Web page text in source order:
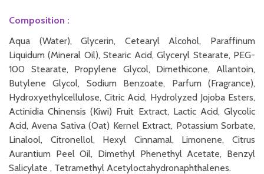
Composition :
Aqua (Water), Glycerin, Cetearyl Alcohol, Paraffinum
Liquidum (Mineral Oil), Stearic Acid, Glyceryl Stearate, PEG-
100 Stearate, Propylene Glycol, Dimethicone, Allantoin,
Butylene Glycol, Sodium Benzoate, Parfum (Fragrance),
Hydroxyethylcellulose, Citric Acid, Hydrolyzed Jojoba Esters,
Actinidia Chinensis (Kiwi) Fruit Extract, Lactic Acid, Glycolic
Acid, Avena Sativa (Oat) Kernel Extract, Potassium Sorbate,
Linalool, Citronellol, Hexyl Cinnamal, Limonene, Citrus
Aurantium Peel Oil, Dimethyl Phenethyl Acetate, Benzyl
Salicylate , Tetramethyl Acetyloctahydronaphthalenes.